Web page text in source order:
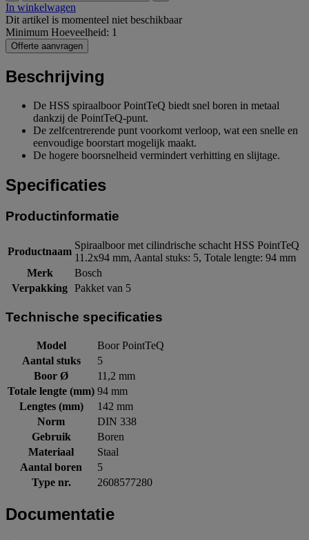
In winkelwagen
Dit artikel is momenteel niet beschikbaar
Minimum Hoeveelheid: 1
Offerte aanvragen
Beschrijving
De HSS spiraalboor PointTeQ biedt snel boren in metaal
dankzij de PointTeQ-punt.
De zelfcentrerende punt voorkomt verloop, wat een snelle en
eenvoudige boorstart mogelijk maakt.
De hogere boorsnelheid vermindert verhitting en slijtage.
Specificaties
Productinformatie
Productnaam
Spiraalboor met cilindrische schacht HSS PointTeQ
11.2x94 mm, Aantal stuks: 5, Totale lengte: 94 mm
Merk
Bosch
Verpakking Pakket van 5
Technische specificaties
Model
Boor PointTeQ
Aantal stuks
5
Boor Ø
11,2 mm
Totale lengte (mm) 94 mm
Lengtes (mm)
142 mm
Norm
DIN 338
Gebruik
Boren
Materiaal
Staal
Aantal boren
5
Type nr.
2608577280
Documentatie